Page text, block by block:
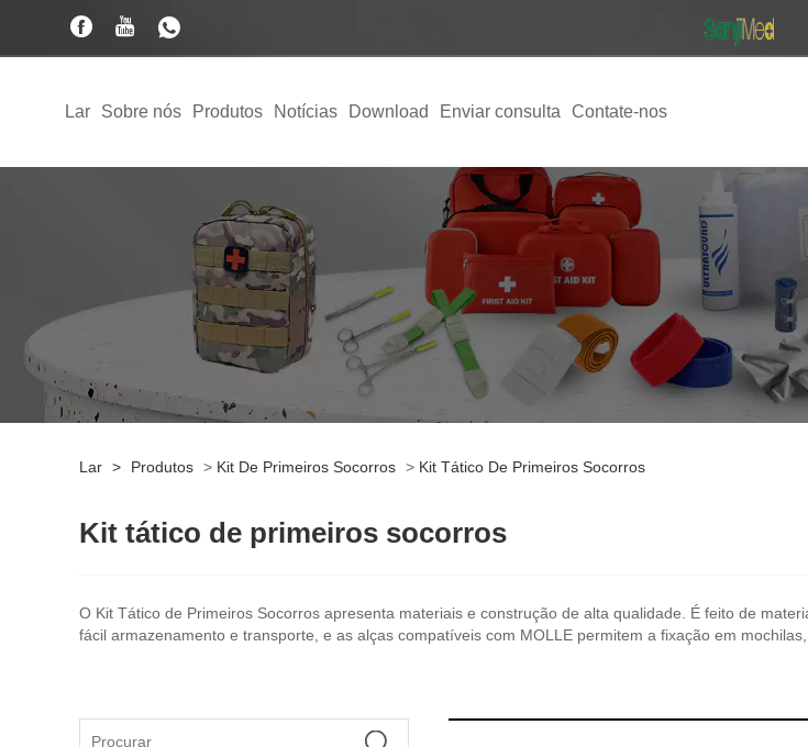
Lar Sobre nós Produtos Notícias Download Enviar consulta Contate-nos
Lar > Produtos > Kit De Primeiros Socorros > Kit Tático De Primeiros Socorros
Kit tático de primeiros socorros
O Kit Tático de Primeiros Socorros apresenta materiais e construção de alta qualidade. É feito de
fácil armazenamento e transporte, e as alças compatíveis com MOLLE permitem a fixação em